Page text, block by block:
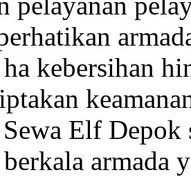
kebersihan
Elf
armada